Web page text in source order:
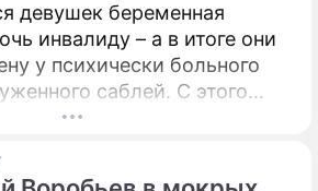
девушек беременная
инвалиду – а в итоге они
у психически больного
саблей. С этого
обнаженные